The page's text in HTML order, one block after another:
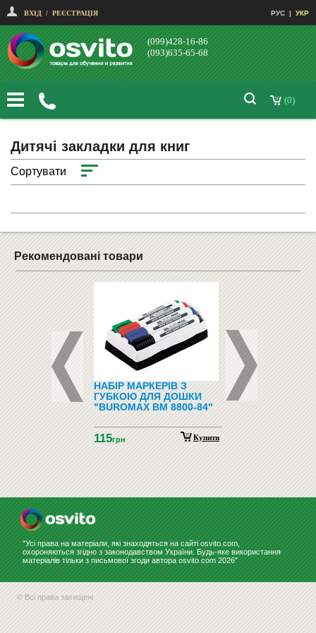
ВХІД / РЕЄСТРАЦІЯ РУС | УКР
(099)428-16-86
(093)635-65-68
(0)
Дитячі закладки для книг
Сортувати
Рекомендовані товари
НАБІР МАРКЕРІВ З
ГУБКОЮ ДЛЯ ДОШКИ
"BUROMAX BM 8800-84"
115грн Купити
ПІДЛОГОВІ
"Усі права на матеріали, які знаходяться на сайті osvito.com,
охороняються згідно з законодавством України. Будь-яке використання
матеріалів тільки з письмової згоди автора osvito.com 2026"
© Всі права захищені